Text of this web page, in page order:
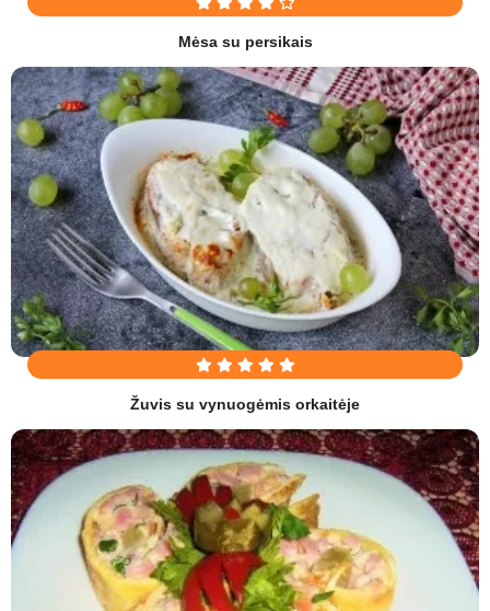
Mėsa su persikais
Žuvis su vynuogėmis orkaitėje